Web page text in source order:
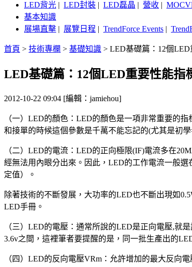
LED背光 | LED封裝 | LED磊晶 | 營收 |
基本知識
展場直擊 | 展覽日程 | TrendForce Events |
首頁 > 技術專欄 > 基礎知識 > LED基礎篇：12個
LED基礎篇：12個LED重要性能指
2012-10-22 09:04 [編輯：jamiehou]
（一）LED的顏色：LED的顏色是一項非常重要的
和接單的時候這個參數是千萬不能忘記的(尤其是初
（二）LED的電流：LED的正向極限(IF)電流多在
經無法用內眼分出來。因此，LED的工作電流一般
定值）。
除著技術的不斷發展，大功率的LED也不斷出現如
LED手冊。
（三）LED的電壓：通常所說的LED是正向電壓,就
3.6v之間，這裡筆者要提醒的是，同一批生產出的
（四）LED的反向電壓VRm：允許增加的最大反向